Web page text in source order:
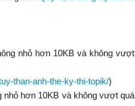
nhỏ hơn 10KB và không vượt
than-anh-the-ky-thi-topik/)
hơn 10KB và không vượt quá